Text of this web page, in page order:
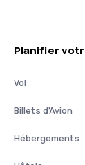
Planifier
Vol
Billets d'Avion
Hébergements